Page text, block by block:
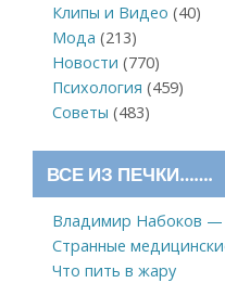
Клипы и Видео (40)
Мода (213)
Новости (770)
Психология (459)
Советы (483)
ВСЕ ИЗ ПЕЧКИ…….
Владимир Набоков —
Странные
Что пить в жару